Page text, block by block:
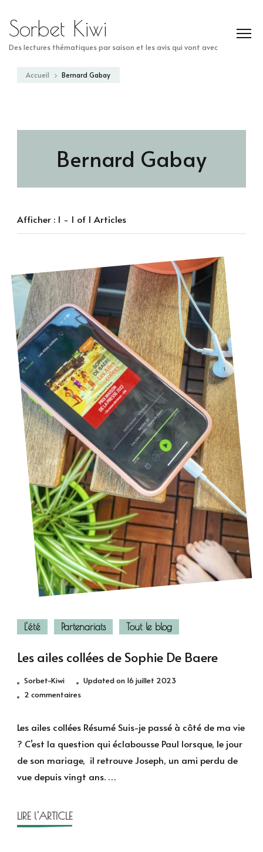
Sorbet Kiwi
Des lectures thématiques par saison et les avis qui vont avec
Accueil Bernard Gabay
Bernard Gabay
Afficher : 1 - 1 of 1 Articles
L'été Partenariats Tout le blog
Les ailes collées de Sophie De Baere
Sorbet-Kiwi Updated on 16 juillet 2023
2 commentairessur
ailes
de
Sophie
De
Les ailes collées Résumé Suis-je passé à côté de ma vie
? C’est la question qui éclabousse Paul lorsque, le jour
de son mariage, il retrouve Joseph, un ami perdu de
vue depuis vingt ans. …
LIRE l'ARTICLE